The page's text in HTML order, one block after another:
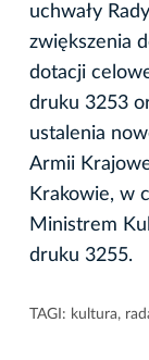
uchwały
zwiększenia
dotacji
druku 3253
ustalenia
Armii
Krakowie, w
Ministrem
druku 3255.
TAGI: kultura,